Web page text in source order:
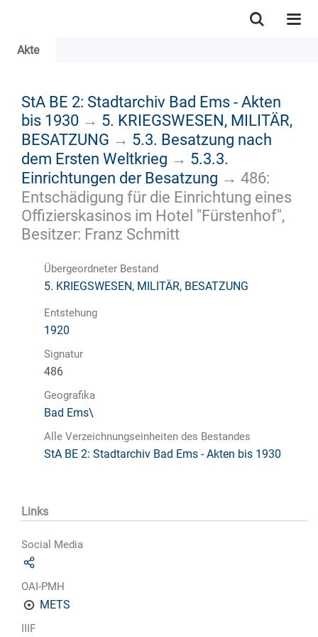
Akte
StA BE 2: Stadtarchiv Bad Ems - Akten
bis 1930 → 5. KRIEGSWESEN, MILITÄR,
BESATZUNG → 5.3. Besatzung nach
dem Ersten Weltkrieg → 5.3.3.
Einrichtungen der Besatzung → 486:
Entschädigung für die Einrichtung eines
Offizierskasinos im Hotel "Fürstenhof",
Besitzer: Franz Schmitt
Übergeordneter Bestand
5. KRIEGSWESEN, MILITÄR, BESATZUNG
Entstehung
1920
Signatur
486
Geografika
Bad Ems\
Alle Verzeichnungseinheiten des Bestandes
StA BE 2: Stadtarchiv Bad Ems - Akten bis 1930
Links
Social Media
OAI-PMH
METS
IIIF